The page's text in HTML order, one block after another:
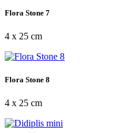
Flora Stone 7
4 x 25 cm
Flora Stone 8
4 x 25 cm